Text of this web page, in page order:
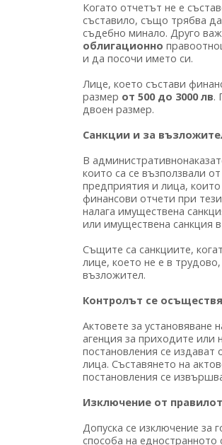
Когато отчетът не е
съставило, също трябва
съдебно минало. Друго
облигационно
и да посочи името си.
Лице, което състави
размер от 500 до 3000 лв.
двоен размер.
Санкции и за
В
които са се възползвали
предприятия и лица,
финансови отчети при
налага имуществена
или имуществена санкция
Същите са санкциите,
лице, което не е в
възложител.
Контролът се
Актовете за установяване
агенция за приходите или
постановления се
лица. Съставянето на
постановления се
Изключение от
Допуска се изключение за
способа на едностранното